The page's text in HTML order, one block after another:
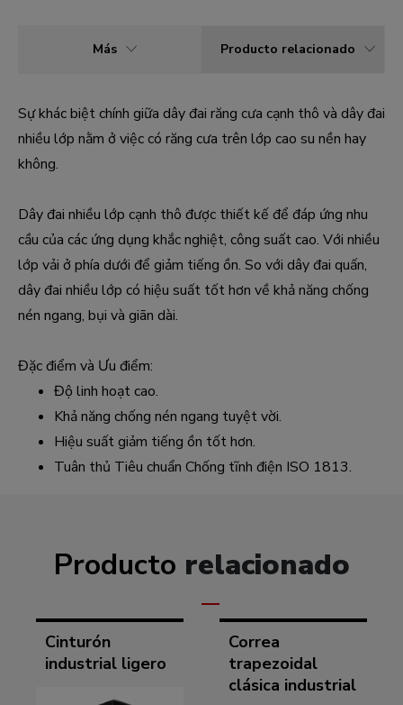
Más Producto relacionado
Sự khác biệt chính giữa dây đai răng cưa cạnh thô và dây đai
nhiều lớp nằm ở việc có răng cưa trên lớp cao su nền hay
không.
Dây đai nhiều lớp cạnh thô được thiết kế để đáp ứng nhu
cầu của các ứng dụng khắc nghiệt, công suất cao. Với nhiều
lớp vải ở phía dưới để giảm tiếng ồn. So với dây đai quấn,
dây đai nhiều lớp có hiệu suất tốt hơn về khả năng chống
nén ngang, bụi và giãn dài.
Đặc điểm và Ưu điểm:
Độ linh hoạt cao.
Khả năng chống nén ngang tuyệt vời.
Hiệu suất giảm tiếng ồn tốt hơn.
Tuân thủ Tiêu chuẩn Chống tĩnh điện ISO 1813.
Producto relacionado
Cinturón
industrial ligero
Correa
trapezoidal
clásica industrial